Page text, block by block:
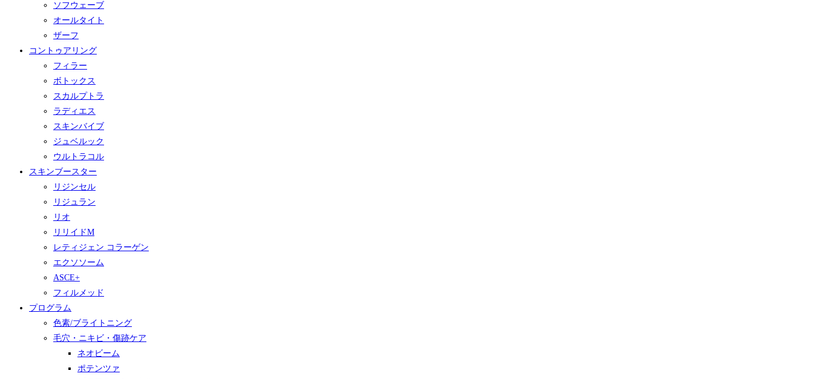
ソフウェーブ
オールタイト
ザーフ
コントゥアリング
フィラー
ボトックス
スカルプトラ
ラディエス
スキンバイブ
ジュベルック
ウルトラコル
スキンブースター
リジンセル
リジュラン
リオ
リリイドM
レティジェン コラーゲン
エクソソーム
ASCE+
フィルメッド
プログラム
色素/ブライトニング
毛穴・ニキビ・傷跡ケア
ネオビーム
ポテンツァ